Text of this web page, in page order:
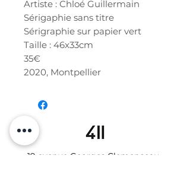
Artiste : Chloé Guillermain
Sérigaphie sans titre
Sérigraphie sur papier vert
Taille : 46x33cm
35€
2020, Montpellier
19 avenue Georges Clemenceau